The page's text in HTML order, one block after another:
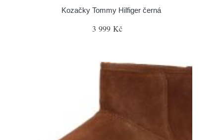
Kozačky Tommy Hilfiger černá
3 999 Kč